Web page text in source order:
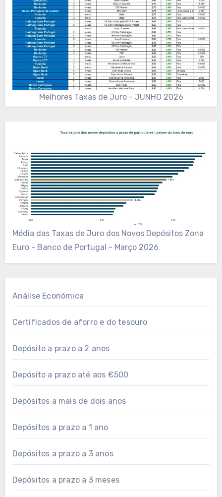
Melhores Taxas de Juro - JUNHO 2026
Média das Taxas de Juro dos Novos Depósitos Zona
Euro - Banco de Portugal - Março 2026
Análise Económica
Certificados de aforro e do tesouro
Depósito a prazo a 2 anos
Depósito a prazo até aos €500
Depósitos a mais de dois anos
Depósitos a prazo a 1 ano
Depósitos a prazo a 3 anos
Depósitos a prazo a 3 meses